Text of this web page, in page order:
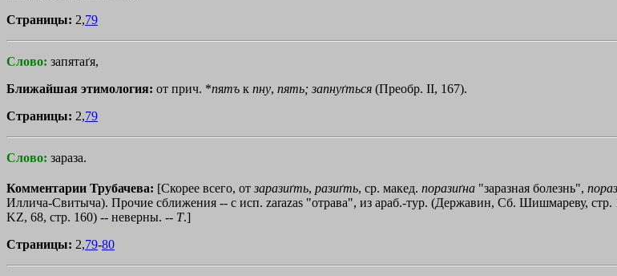
Страницы: 2,79
Слово: запятаґя,
Ближайшая этимология: от прич. *пятъ к пну, пять; запнуґться (Преобр. II, 167).
Страницы: 2,79
Слово: зараза.
Комментарии Трубачева: [Скорее всего, от заразиґть, разиґть, ср. макед. поразиґна "заразная болезнь",
Иллича-Свитыча). Прочие сближения -- с исп. zаrаzаs "отрава", из араб.-тур. (Державин, Сб. Шишмареву, стр.
KZ, 68, стр. 160) -- неверны. -- Т.]
Страницы: 2,79-80